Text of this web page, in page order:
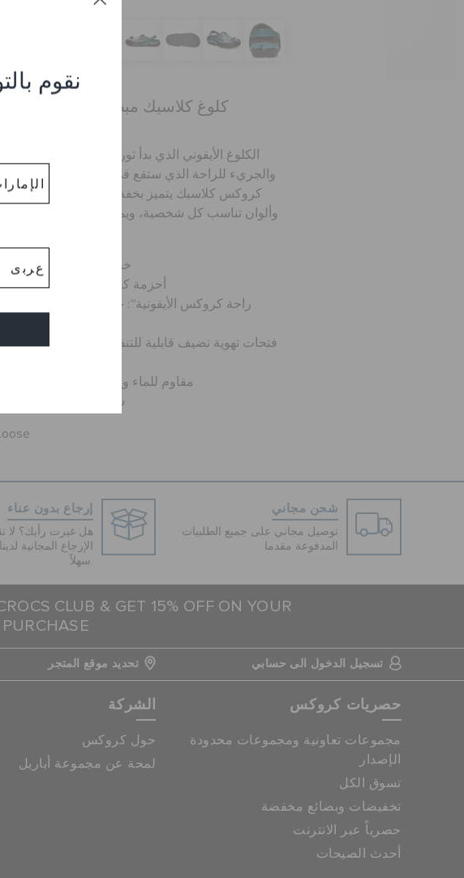
نقوم
كلوغ كلاسيك مبطن إن إف إل
الكلوغ الأيقوني الذي بدأ ثورة الراحة حول العالم!
والجريء للراحة الذي ستقع في حبه أكثر فأكثر يوماً
كروكس كلاسيك يتميز بخفة الوزن مع راحة كروكس
وألوان تناسب كل شخصية، ويمنحك دعوة دائمة لتشعر
خفيف للغاية وممتع في
أحزمة كعب محورية لمقاس أكثر
فتحات تهوية تضيف قابلية للتنفس وتساعد على
مقاوم للماء ويطفو؛ يزن فقط بضع
سهل التنظيف وسريع
Loose
شحن مجاني
توصيل مجاني على جميع الطلبيات
المدفوعة مقدما
إرجاع بدون عناء
هل غيرت رأيك؟ لا
الإرجاع المجانية
سهلاً.
CLUB & GET 15% OFF ON YOUR
تسجيل الدخول الى حسابي تحديد موقع المتجر
حصريات كروكس
مجموعات تعاونية ومجموعات محدودة
الإصدار
تسوق الكل
تخفيضات وبضائع مخفضة
حصرياً عبر الانترنت
أحدث الصيحات
الشركة
حول كروكس
لمحة عن مجموعة أباريل